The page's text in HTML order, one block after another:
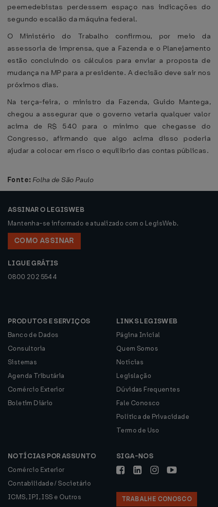
peemedebistas perdessem espaço nas indicações do
segundo escalão da máquina federal.
O Ministério do Trabalho confirmou, por meio da
assessoria de imprensa, que a Fazenda e o Planejamento
estão concluindo os cálculos para enviar a proposta de
mudança na MP para a presidente. A decisão deve sair nos
próximos dias.
Na terça-feira, o ministro da Fazenda, Guido Mantega,
chegou a assegurar que o governo vetaria qualquer valor
acima de R$ 540 para o mínimo que chegasse do
Congresso, afirmando que algo acima disso poderia
ajudar a colocar em risco o equilíbrio das contas públicas.
Fonte: Folha de São Paulo
ASSINAR O LEGISWEB
Mantenha-se informado e atualizado com o LegisWeb.
COMO ASSINAR
LIGUE GRÁTIS
0800 202 5544
PRODUTOS E SERVIÇOS
Banco de Dados
Consultoria
Sistemas
Agenda Tributária
Comércio Exterior
Boletim Diário
LINKS LEGISWEB
Página Inicial
Quem Somos
Notícias
Legislação
Dúvidas Frequentes
Fale Conosco
Política de Privacidade
Termo de Uso
NOTÍCIAS POR ASSUNTO
Comércio Exterior
Contabilidade / Societário
ICMS, IPI, ISS e Outros
SIGA-NOS
TRABALHE CONOSCO